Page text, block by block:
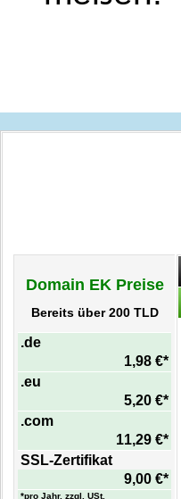
Domain EK Preise
Bereits über 200 TLD
.de
1,98 €*
.eu
5,20 €*
.com
11,29 €*
SSL-Zertifikat
9,00 €*
*pro Jahr, zzgl. USt.